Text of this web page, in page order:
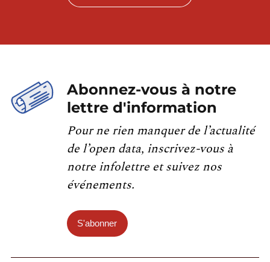
Abonnez-vous à notre
lettre d'information
Pour ne rien manquer de l’actualité
de l’open data, inscrivez-vous à
notre infolettre et suivez nos
événements.
S'abonner